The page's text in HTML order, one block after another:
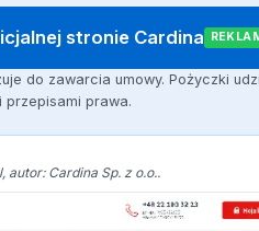
stronie Cardina
do zawarcia umowy. Pożyczki
przepisami prawa.
Cardina Sp. z o.o..